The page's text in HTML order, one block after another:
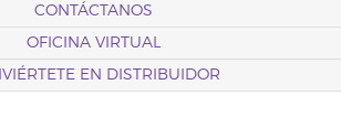
CONTÁCTANOS
OFICINA VIRTUAL
EN DISTRIBUIDOR